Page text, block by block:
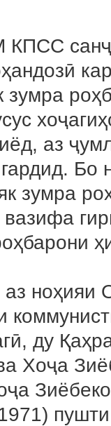
КПСС
аз
Бо
зумра
ноҳияи
ду
Хоҷа